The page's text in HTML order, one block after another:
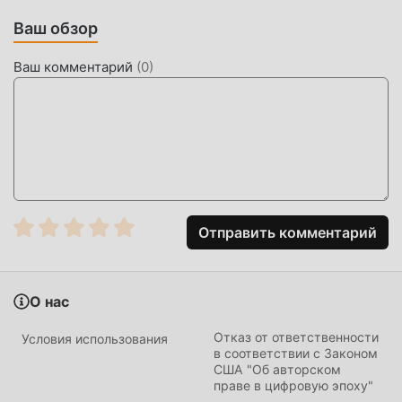
УНИКАЛЬНЫЙ МОД
moddroid не только предоставляет оригинальный 1001
моды были проверены moddroid вручную, это на 100%
бесплатно и доступно. Теперь вам нужно только
загрузить moddroid в клиент, вы можете загрузить и
установить версию мода Free 1001 Animated Stickers
3.3.7 одним щелчком мыши, а затем наслаждаться
удобством, обеспечиваемым 1001 Animated Stickers!
Просто нажмите кнопку загрузки, чтобы установить
Ваш обзор
Ваш комментарий (0)
Отправить комментарий
О нас
Условия использования
Отказ от ответственности
в соответствии с Законом
США "Об авторском
праве в цифровую эпоху"